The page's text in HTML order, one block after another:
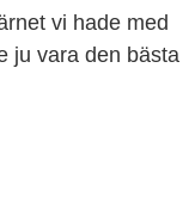
vi hade med
ju vara den bästa